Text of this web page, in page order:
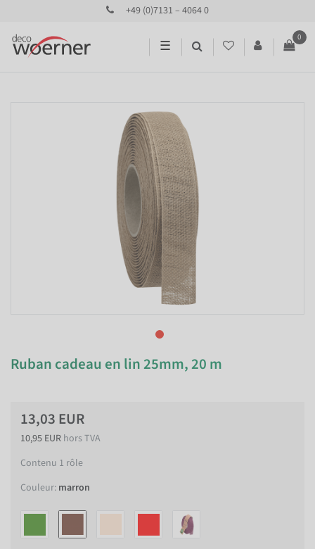
+49 (0)7131 – 4064 0
☰
0
Ruban cadeau en lin 25mm, 20 m
13,03 EUR
10,95 EUR hors TVA
Contenu 1 rôle
Couleur: marron